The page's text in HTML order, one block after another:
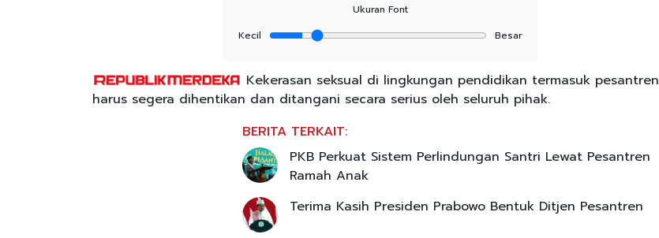
Ukuran Font
Kecil
Besar
Kekerasan seksual di lingkungan pendidikan termasuk pesantren
harus segera dihentikan dan ditangani secara serius oleh seluruh pihak.
BERITA TERKAIT:
PKB Perkuat Sistem Perlindungan Santri Lewat Pesantren
Ramah Anak
Terima Kasih Presiden Prabowo Bentuk Ditjen Pesantren